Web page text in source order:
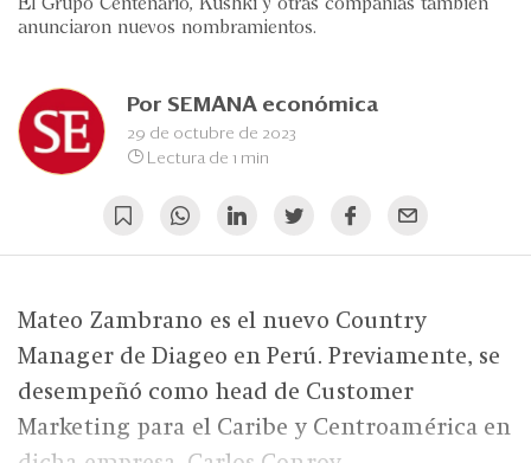
Eventos
Ranking CEO
Edición Impresa
El Grupo Centenario, Kushki y otras compañías también
anunciaron nuevos nombramientos.
Por SEMANA económica
29 de octubre de 2023
Lectura de 1 min
Mateo Zambrano es el nuevo Country
Manager de Diageo en Perú. Previamente, se
desempeñó como head de Customer
Marketing para el Caribe y Centroamérica en